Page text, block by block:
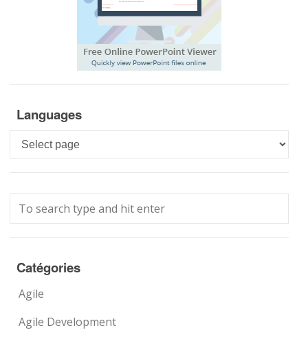
Languages
Languages
Catégories
Agile
Agile Development